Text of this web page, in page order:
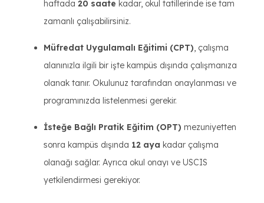
haftada 20 saate kadar, okul tatillerinde ise tam
zamanlı çalışabilirsiniz.
Müfredat Uygulamalı Eğitimi (CPT), çalışma
alanınızla ilgili bir işte kampüs dışında çalışmanıza
olanak tanır. Okulunuz tarafından onaylanması ve
programınızda listelenmesi gerekir.
İsteğe Bağlı Pratik Eğitim (OPT) mezuniyetten
sonra kampüs dışında 12 aya kadar çalışma
olanağı sağlar. Ayrıca okul onayı ve USCIS
yetkilendirmesi gerekiyor.